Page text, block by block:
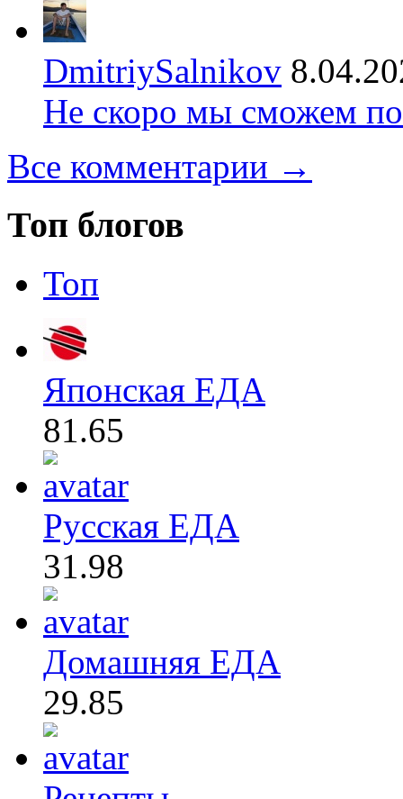
DmitriySalnikov
Не скоро мы сможем
Все комментарии →
Топ блогов
Топ
Японская ЕДА
81.65
Русская ЕДА
31.98
Домашняя ЕДА
29.85